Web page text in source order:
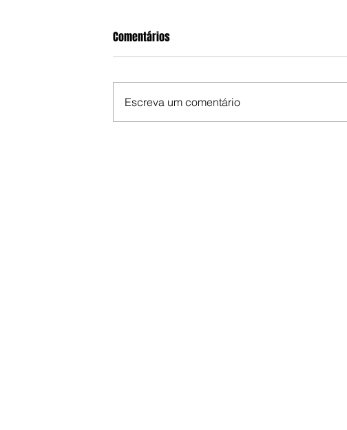
Comentários
Escreva um comentário